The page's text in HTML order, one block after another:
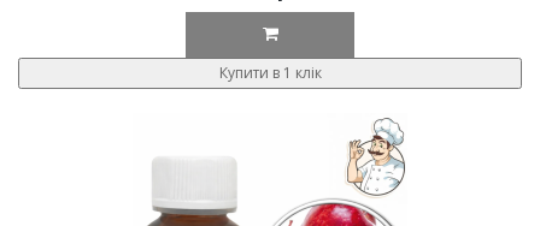
Купити в 1 клік